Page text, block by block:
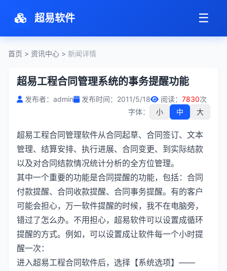
超易软件 ☰
首页 > 资讯中心 > 新闻详情
超易工程合同管理系统的事务提醒功能
发布者：admin 发布时间：2011/5/18 阅读： 7830次
字体：
小 中 大
超易工程合同管理软件从合同起草、合同签订、文本
管理、结算安排、执行进展、合同变更、到实际结款
以及对合同结款情况统计分析的全方位管理。
其中一个重要的功能是合同提醒的功能，包括：合同
付款提醒、合同收款提醒、合同事务提醒。有的客户
可能会担心，万一软件提醒的时候，我不在电脑旁，
错过了怎么办。不用担心，超易软件可以设置成循环
提醒的方式。例如，可以设置成让软件每一个小时提
醒一次：
进入超易工程合同软件后，选择【系统选项】——